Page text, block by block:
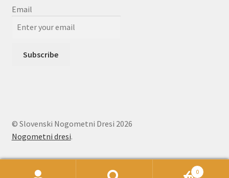
Email
© Slovenski Nogometni Dresi 2026
Nogometni dresi.
0